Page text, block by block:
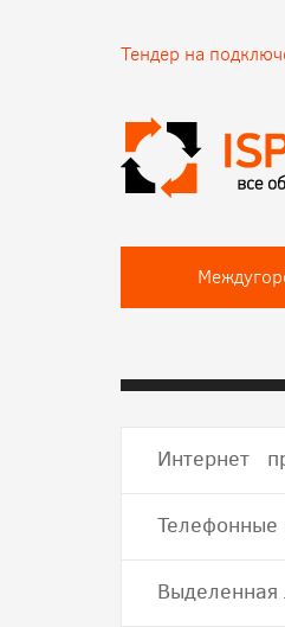
Тендер на
Интернет
Телефонные
Выделенная